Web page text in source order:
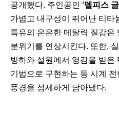
공개했다. 주인공인 ‘델피스
가볍고 내구성이 뛰어난 티타
특유의 은은한 메탈릭 질감은
분위기를 연상시킨다. 또한,
빙하와 설원에서 영감을 받은
기법으로 구현하는 등 시계
풍경을 섬세하게 담아냈다.